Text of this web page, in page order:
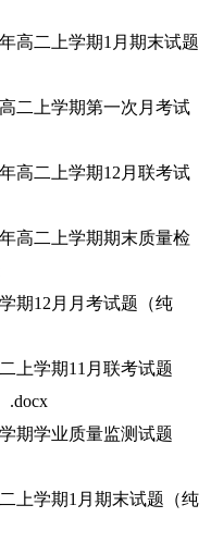
高二上学期1月期末试题
二上学期第一次月考试
高二上学期12月联考试
高二上学期期末质量检
期12月月考试题（纯
上学期11月联考试题
.docx
期学业质量监测试题
上学期1月期末试题（纯